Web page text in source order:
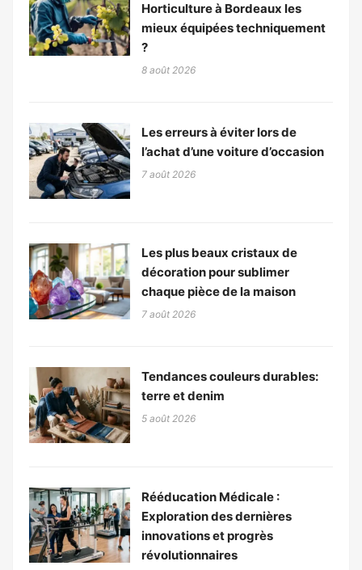
Horticulture à Bordeaux les
mieux équipées techniquement
?
8 août 2026
Les erreurs à éviter lors de
l’achat d’une voiture d’occasion
7 août 2026
Les plus beaux cristaux de
décoration pour sublimer
chaque pièce de la maison
7 août 2026
Tendances couleurs durables:
terre et denim
5 août 2026
Rééducation Médicale :
Exploration des dernières
innovations et progrès
révolutionnaires